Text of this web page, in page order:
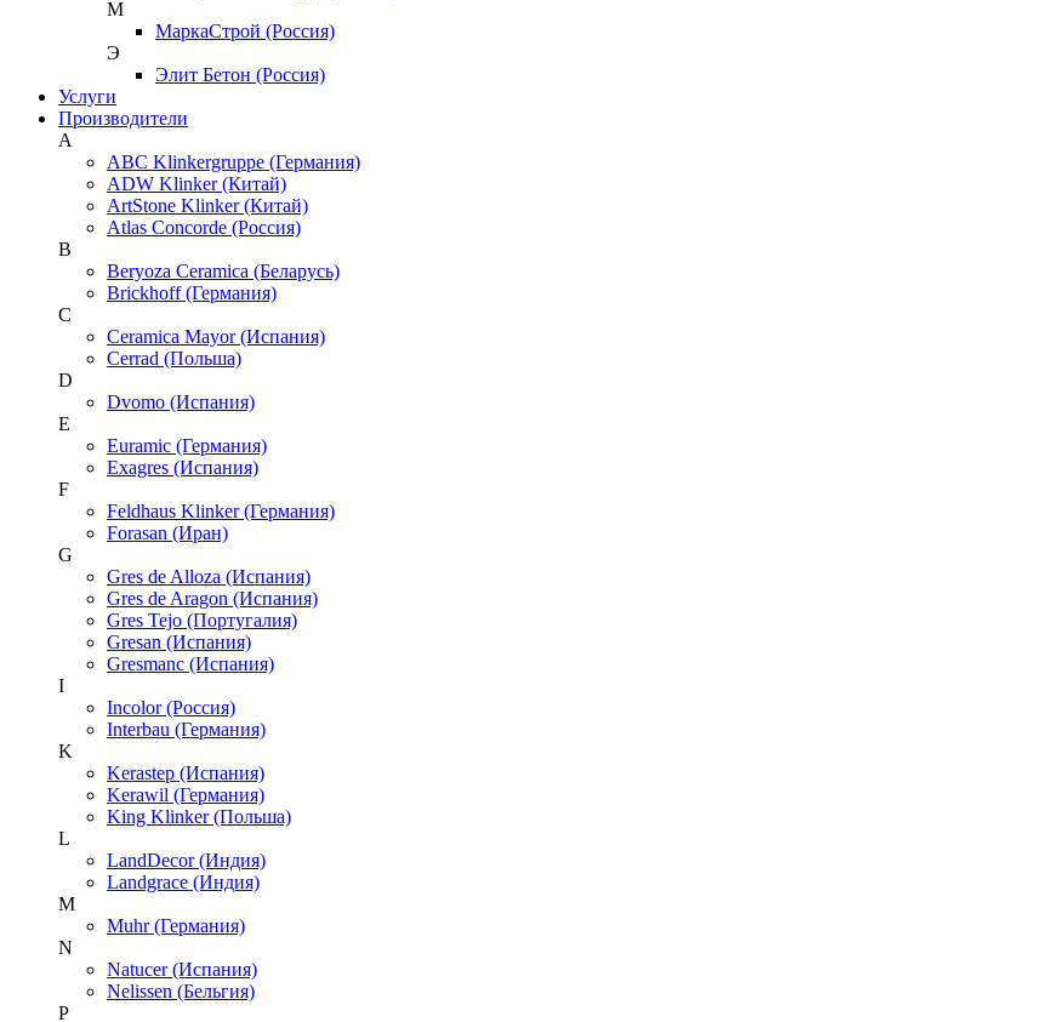
М
МаркаСтрой (Россия)
Э
Элит Бетон (Россия)
Услуги
Производители
A
ABC Klinkergruppe (Германия)
ADW Klinker (Китай)
ArtStone Klinker (Китай)
Atlas Concorde (Россия)
B
Beryoza Ceramica (Беларусь)
Brickhoff (Германия)
C
Ceramica Mayor (Испания)
Cerrad (Польша)
D
Dvomo (Испания)
E
Euramic (Германия)
Exagres (Испания)
F
Feldhaus Klinker (Германия)
Forasan (Иран)
G
Gres de Alloza (Испания)
Gres de Aragon (Испания)
Gres Tejo (Португалия)
Gresan (Испания)
Gresmanc (Испания)
I
Incolor (Россия)
Interbau (Германия)
K
Kerastep (Испания)
Kerawil (Германия)
King Klinker (Польша)
L
LandDecor (Индия)
Landgrace (Индия)
M
Muhr (Германия)
N
Natucer (Испания)
Nelissen (Бельгия)
P